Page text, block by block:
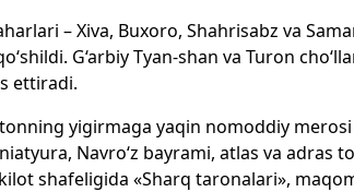
– Xiva, Buxoro, Shahrisabz va
G‘arbiy Tyan-shan va Turon
ettiradi.
yigirmaga yaqin nomoddiy merosi
Navro‘z bayrami, atlas va adras
shafeligida «Sharq taronalari»,